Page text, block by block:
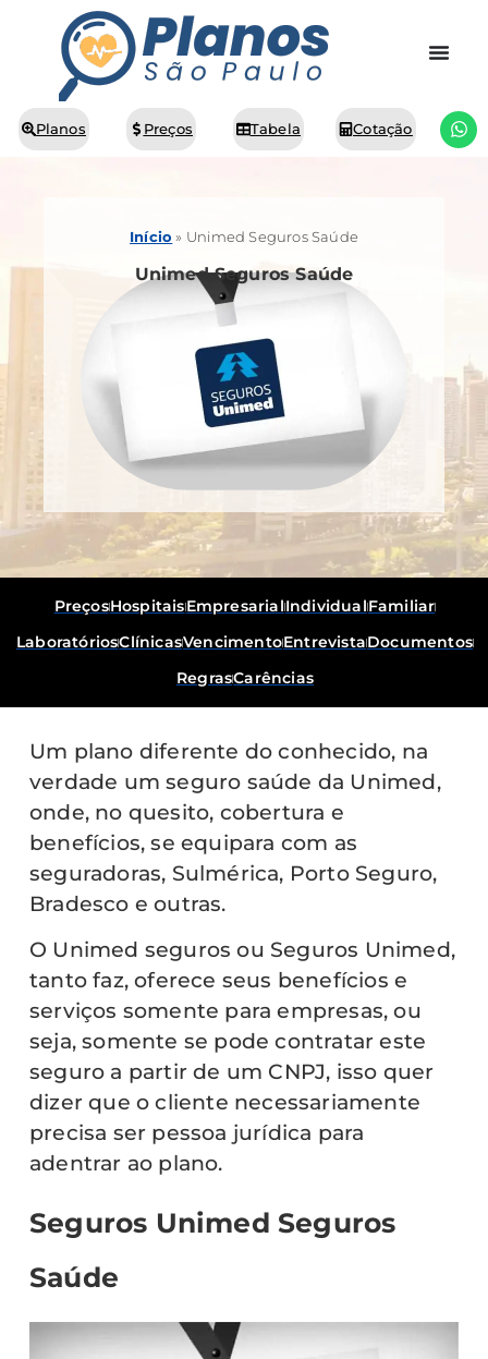
Planos Preços Tabela Cotação
Início » Unimed Seguros Saúde
Unimed Seguros Saúde
PreçosHospitaisEmpresarialIndividualFamiliar
LaboratóriosClínicasVencimentoEntrevistaDocumentos
RegrasCarências
Um plano diferente do conhecido, na
verdade um seguro saúde da Unimed,
onde, no quesito, cobertura e
benefícios, se equipara com as
seguradoras, Sulmérica, Porto Seguro,
Bradesco e outras.
O Unimed seguros ou Seguros Unimed,
tanto faz, oferece seus benefícios e
serviços somente para empresas, ou
seja, somente se pode contratar este
seguro a partir de um CNPJ, isso quer
dizer que o cliente necessariamente
precisa ser pessoa jurídica para
adentrar ao plano.
Seguros Unimed Seguros
Saúde